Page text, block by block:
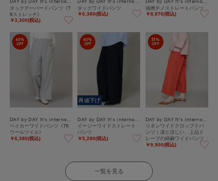
タックテーパードパンツ《T
Rストレッチ》
￥3,300(税込)
タックワイドパンツ
￥6,380(税込)
強撚チノストレートパンツ
￥8,976(税込)
60%
OFF
ベイカーワイドパンツ《TR
ウールツイル》
￥6,380(税込)
60%
OFF
再値下げ
イージーワイドストレート
パンツ
￥5,280(税込)
33%
OFF
リネンワイドクロップドパ
ンツ｜凛と涼しい、上品ド
レープの綿麻ワイドパンツ
￥9,900(税込)
一覧を見る